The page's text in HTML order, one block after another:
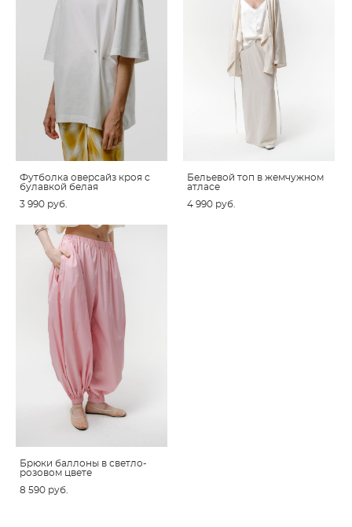
Футболка оверсайз кроя с
булавкой белая
3 990 pуб.
Бельевой топ в жемчужном
атласе
4 990 pуб.
Брюки баллоны в светло-
розовом цвете
8 590 pуб.